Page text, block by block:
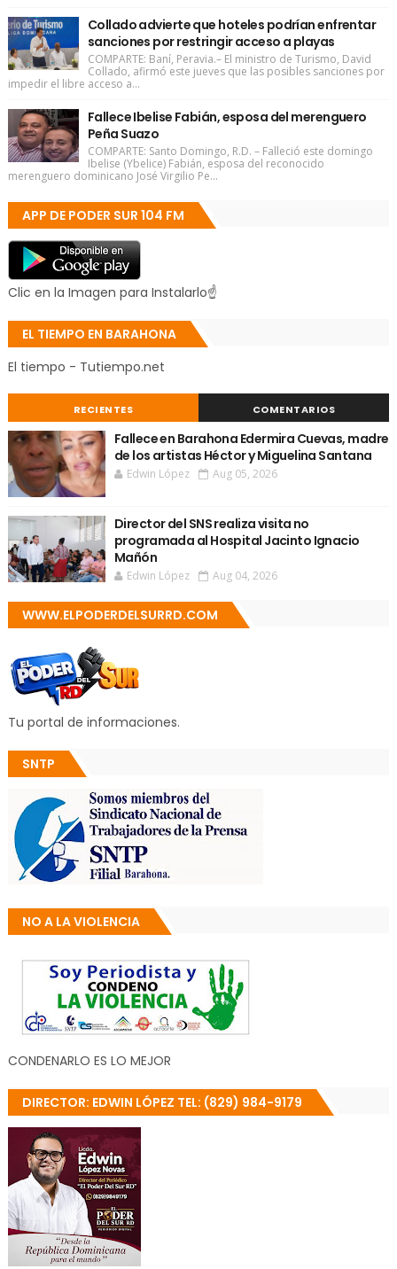
Collado advierte que hoteles podrían enfrentar
sanciones por restringir acceso a playas
COMPARTE: Baní, Peravia.– El ministro de Turismo, David
Collado, afirmó este jueves que las posibles sanciones por
impedir el libre acceso a...
Fallece Ibelise Fabián, esposa del merenguero
Peña Suazo
COMPARTE: Santo Domingo, R.D. – Falleció este domingo
Ibelise (Ybelice) Fabián, esposa del reconocido
merenguero dominicano José Virgilio Pe...
APP DE PODER SUR 104 FM
Clic en la Imagen para Instalarlo☝
EL TIEMPO EN BARAHONA
El tiempo - Tutiempo.net
RECIENTES COMENTARIOS
Fallece en Barahona Edermira Cuevas, madre
de los artistas Héctor y Miguelina Santana
Edwin López Aug 05, 2026
Director del SNS realiza visita no
programada al Hospital Jacinto Ignacio
Mañón
Edwin López Aug 04, 2026
WWW.ELPODERDELSURRD.COM
Tu portal de informaciones.
SNTP
NO A LA VIOLENCIA
CONDENARLO ES LO MEJOR
DIRECTOR: EDWIN LÓPEZ TEL: (829) 984-9179